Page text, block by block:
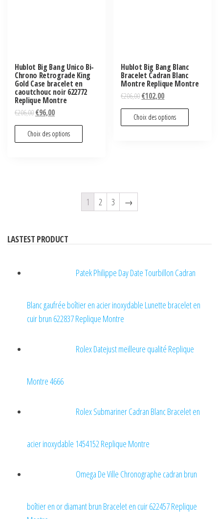
Hublot Big Bang Unico Bi-
Chrono Retrograde King
Gold Case bracelet en
caoutchouc noir 622772
Replique Montre
€206,00€96,00
Choix des options
Hublot Big Bang Blanc
Bracelet Cadran Blanc
Montre Replique Montre
€206,00€102,00
Choix des options
1 2 3 →
LASTEST PRODUCT
Patek Philippe Day Date Tourbillon Cadran
Blanc gaufrée boîtier en acier inoxydable Lunette bracelet en
cuir brun 622837 Replique Montre
Rolex Datejust meilleure qualité Replique
Montre 4666
Rolex Submariner Cadran Blanc Bracelet en
acier inoxydable 1454152 Replique Montre
Omega De Ville Chronographe cadran brun
boîtier en or diamant brun Bracelet en cuir 622457 Replique